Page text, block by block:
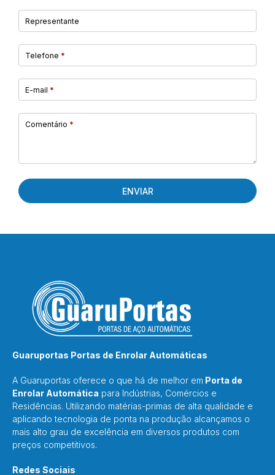
Representante
Telefone *
E-mail *
Comentário *
ENVIAR
Guaruportas Portas de Enrolar Automáticas
A Guaruportas oferece o que há de melhor em Porta de
Enrolar Automática para Indústrias, Comércios e
Residências. Utilizando matérias-primas de alta qualidade e
aplicando tecnologia de ponta na produção alcançamos o
mais alto grau de excelência em diversos produtos com
preços competitivos.
Redes Sociais